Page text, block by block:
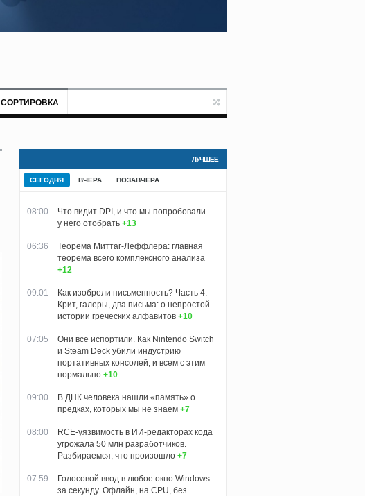
СОРТИРОВКА
ЛУЧШЕЕ
СЕГОДНЯ ВЧЕРА ПОЗАВЧЕРА
08:00
Что видит DPI, и что мы попробовали
у него отобрать +13
06:36
Теорема Миттаг-Леффлера: главная
теорема всего комплексного анализа
+12
09:01
Как изобрели письменность? Часть 4.
Крит, галеры, два письма: о непростой
истории греческих алфавитов +10
07:05
Они все испортили. Как Nintendo Switch
и Steam Deck убили индустрию
портативных консолей, и всем с этим
нормально +10
09:00
В ДНК человека нашли «память» о
предках, которых мы не знаем +7
08:00
RCE-уязвимость в ИИ-редакторах кода
угрожала 50 млн разработчиков.
Разбираемся, что произошло +7
07:59
Голосовой ввод в любое окно Windows
за секунду. Офлайн, на CPU, без